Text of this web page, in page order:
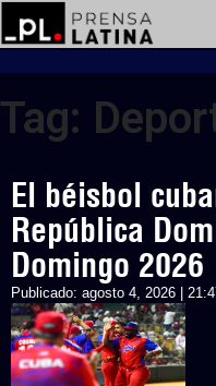
Tag:
El béisbol
República
Domingo 2026
Publicado: agosto 4, 2026 |